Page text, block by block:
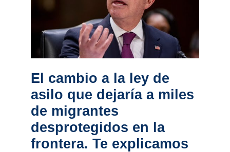
El cambio a la ley de
asilo que dejaría a miles
de migrantes
desprotegidos en la
frontera. Te explicamos